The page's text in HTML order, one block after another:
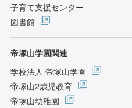
子育て支援センター
図書館
帝塚山学園関連
学校法人 帝塚山学園
帝塚山2歳児教育
帝塚山幼稚園